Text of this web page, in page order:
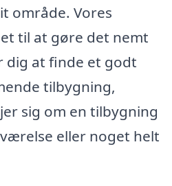
område. Vores
til at gøre det nemt
dig at finde et godt
tilbygning,
sig om en tilbygning
eller noget helt